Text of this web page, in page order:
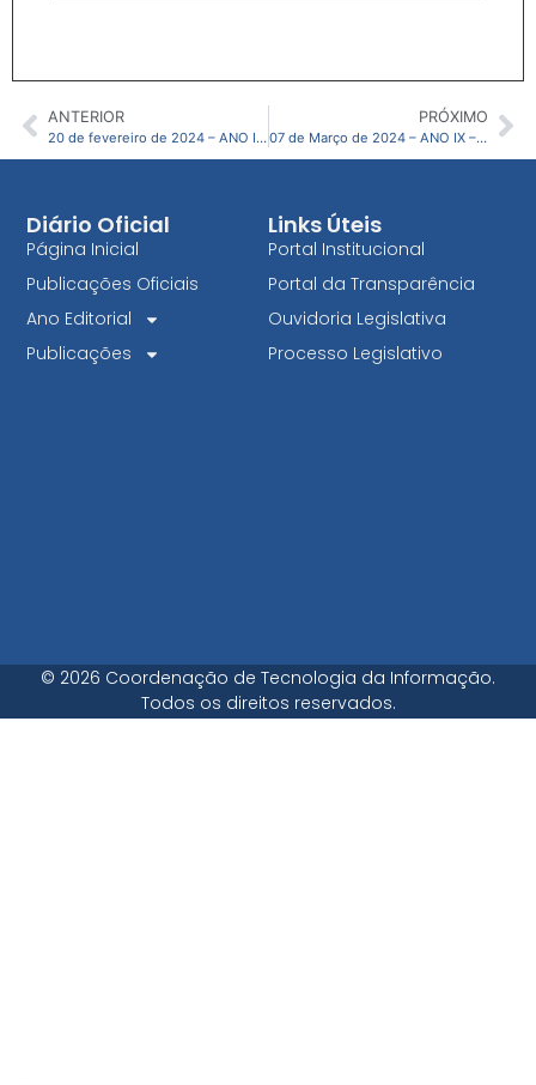
ANTERIOR
20 de fevereiro de 2024 – ANO IX – N04 CMJG
PRÓXIMO
07 de Março de 2024 – ANO IX – N06 CMJG
Links Úteis
Portal Institucional
Portal da Transparência
Ouvidoria Legislativa
Processo Legislativo
Diário Oficial
Página Inicial
Publicações Oficiais
Ano Editorial
Publicações
© 2026 Coordenação de Tecnologia da Informação.
Todos os direitos reservados.